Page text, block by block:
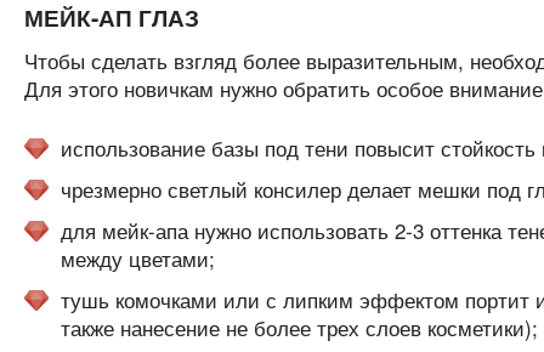
МЕЙК-АП ГЛАЗ
Чтобы сделать взгляд более выразительным,
Для этого новичкам нужно обратить особое
использование базы под тени повысит
чрезмерно светлый консилер делает мешки под
для мейк-апа нужно использовать 2-3 оттенка
между цветами;
тушь комочками или с липким эффектом портит
также нанесение не более трех слоев косметики);